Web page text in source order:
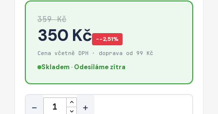
359 Kč
350 Kč −-2,51%
Cena včetně DPH · doprava od 99 Kč
Skladem · Odesíláme zítra
Množství
− +